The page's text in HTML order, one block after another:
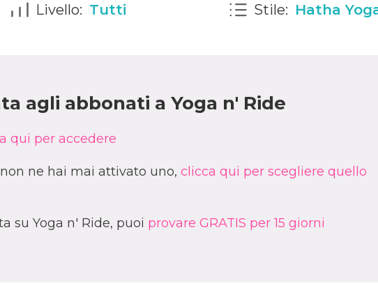
Livello: Tutti Stile: Hatha
agli abbonati a Yoga n' Ride
qui per accedere
ne hai mai attivato uno, clicca qui per scegliere quello
su Yoga n' Ride, puoi provare GRATIS per 15 giorni